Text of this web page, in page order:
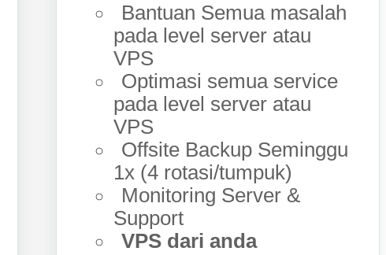
Bantuan Semua masalah
pada level server atau
VPS
Optimasi semua service
pada level server atau
VPS
Offsite Backup Seminggu
1x (4 rotasi/tumpuk)
Monitoring Server &
Support
VPS dari anda